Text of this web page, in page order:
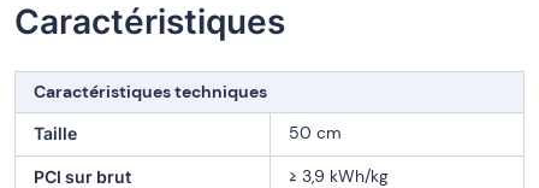
Caractéristiques
Caractéristiques techniques
Taille 50 cm
PCI sur brut ≥ 3,9 kWh/kg